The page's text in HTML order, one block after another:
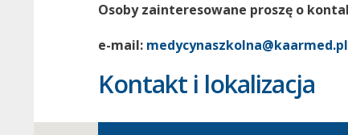
Osoby zainteresowane proszę o
e-mail: medycynaszkolna@kaarmed.pl
Kontakt i lokalizacja